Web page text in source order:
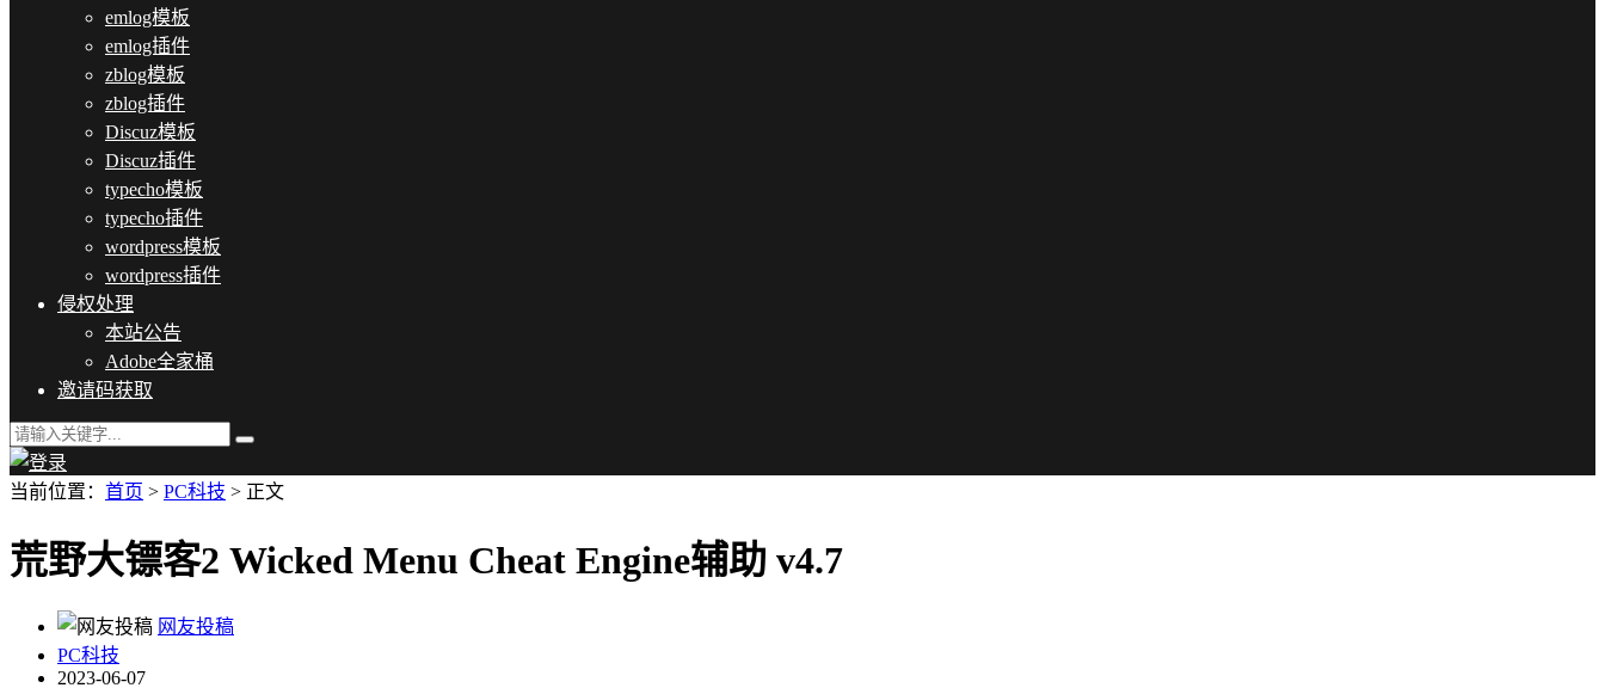
emlog模板
emlog插件
zblog模板
zblog插件
Discuz模板
Discuz插件
typecho模板
typecho插件
wordpress模板
wordpress插件
侵权处理
本站公告
Adobe全家桶
邀请码获取
当前位置： 首页 > PC科技 > 正文
荒野大镖客2 Wicked Menu Cheat Engine辅助 v4.7
网友投稿
PC科技
2023-06-07